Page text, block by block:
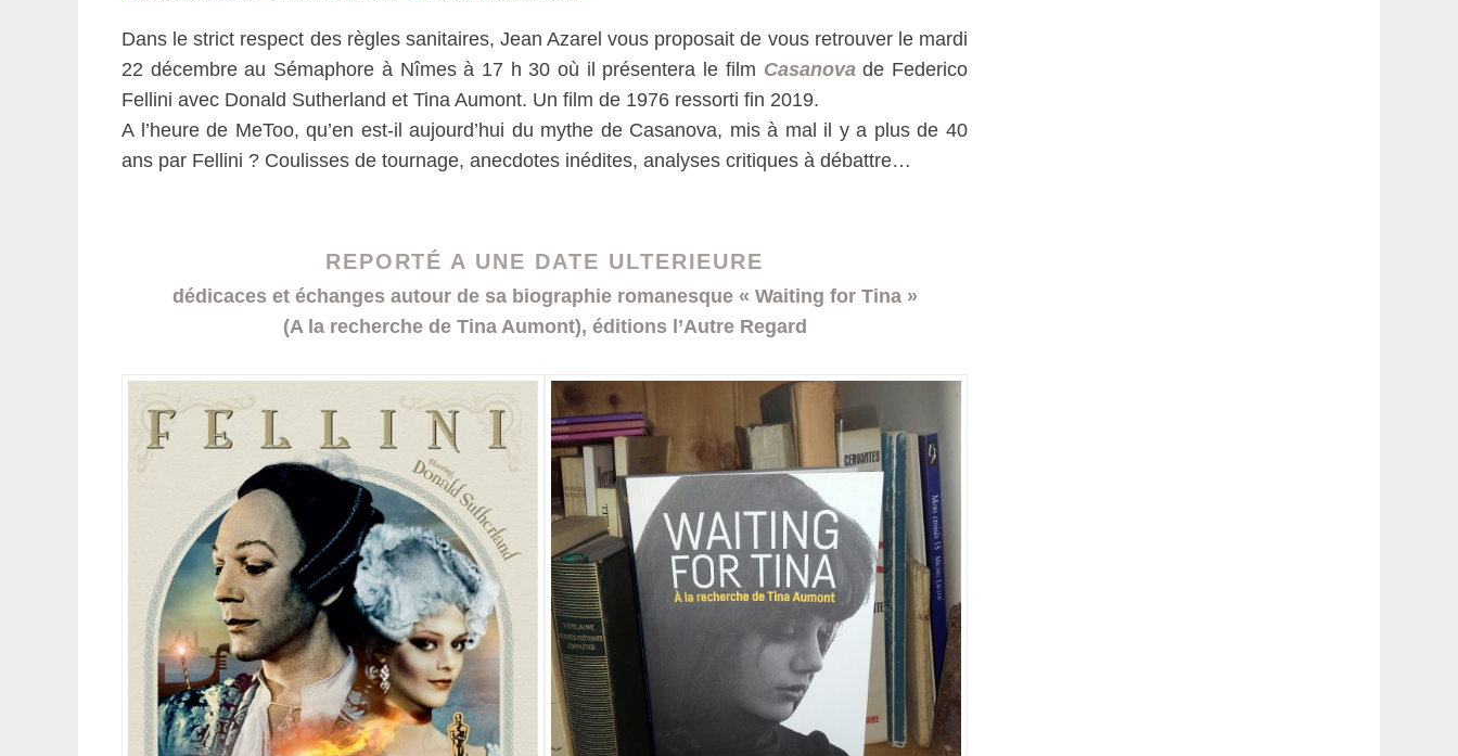
Dans le strict respect des règles sanitaires, Jean Azarel vous proposait de vous retrouver le mardi
22 décembre au Sémaphore à Nîmes à 17 h 30 où il présentera le film Casanova de Federico
Fellini avec Donald Sutherland et Tina Aumont. Un film de 1976 ressorti fin 2019.
A l’heure de MeToo, qu’en est-il aujourd’hui du mythe de Casanova, mis à mal il y a plus de 40
ans par Fellini ? Coulisses de tournage, anecdotes inédites, analyses critiques à débattre…
REPORTÉ A UNE DATE ULTERIEURE
dédicaces et échanges autour de sa biographie romanesque « Waiting for Tina »
(A la recherche de Tina Aumont), éditions l’Autre Regard